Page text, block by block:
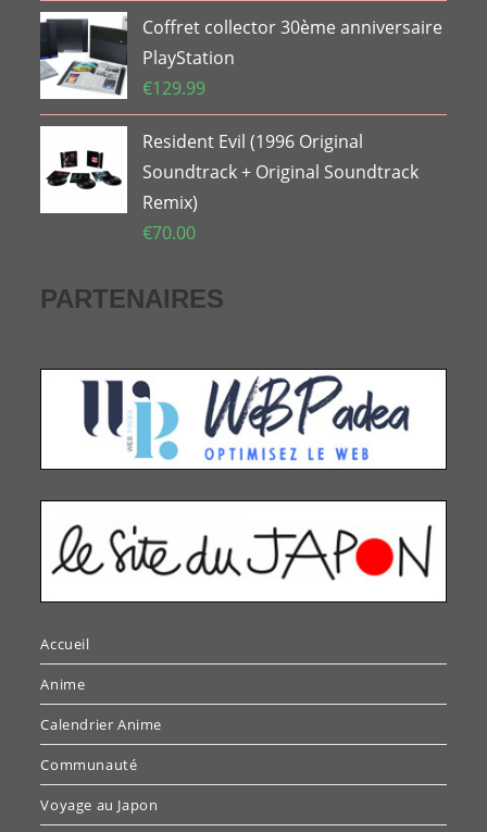
Coffret collector 30ème anniversaire
PlayStation
€129.99
Resident Evil (1996 Original
Soundtrack + Original Soundtrack
Remix)
€70.00
PARTENAIRES
Accueil
Anime
Calendrier Anime
Communauté
Voyage au Japon